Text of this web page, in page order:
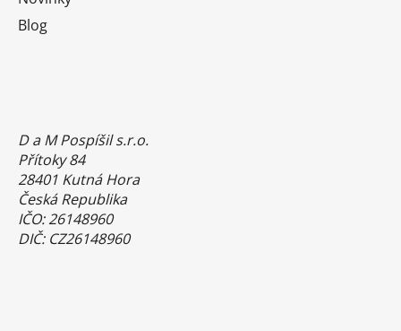
Blog
D a M Pospíšil s.r.o.
Přítoky 84
28401 Kutná Hora
Česká Republika
IČO: 26148960
DIČ: CZ26148960